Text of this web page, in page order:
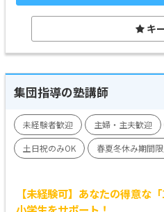
キ
集団指導の塾講師
未経験者歓迎 主婦・主夫歓迎
土日祝のみOK
春夏冬休み期間
【未経験可】あなたの得意な
小学生をサポート！